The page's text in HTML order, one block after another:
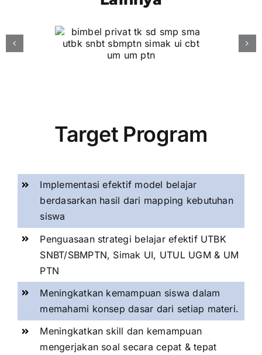
Target Program
Implementasi efektif model belajar
berdasarkan hasil dari mapping kebutuhan
siswa
Penguasaan strategi belajar efektif UTBK
SNBT/SBMPTN, Simak UI, UTUL UGM & UM
PTN
Meningkatkan kemampuan siswa dalam
memahami konsep dasar dari setiap materi.
Meningkatkan skill dan kemampuan
mengerjakan soal secara cepat & tepat